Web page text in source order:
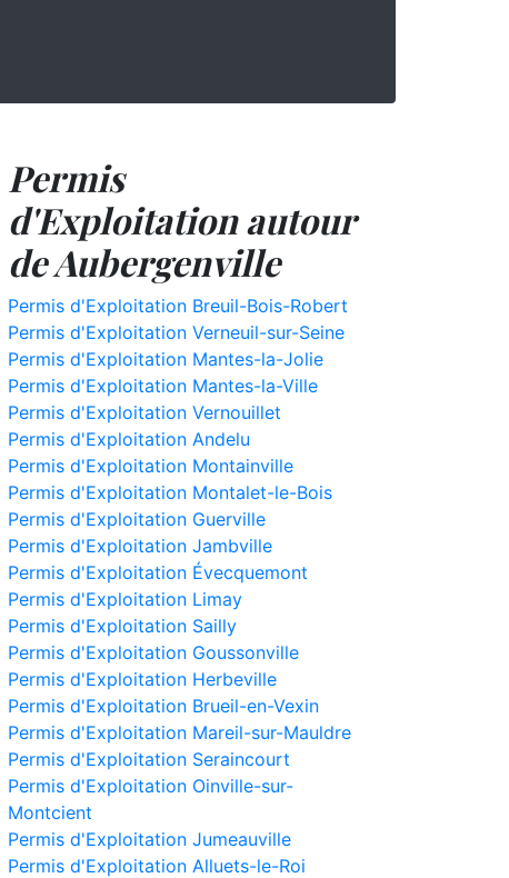
Permis
d'Exploitation autour
de Aubergenville
Permis d'Exploitation Breuil-Bois-Robert
Permis d'Exploitation Verneuil-sur-Seine
Permis d'Exploitation Mantes-la-Jolie
Permis d'Exploitation Mantes-la-Ville
Permis d'Exploitation Vernouillet
Permis d'Exploitation Andelu
Permis d'Exploitation Montainville
Permis d'Exploitation Montalet-le-Bois
Permis d'Exploitation Guerville
Permis d'Exploitation Jambville
Permis d'Exploitation Évecquemont
Permis d'Exploitation Limay
Permis d'Exploitation Sailly
Permis d'Exploitation Goussonville
Permis d'Exploitation Herbeville
Permis d'Exploitation Brueil-en-Vexin
Permis d'Exploitation Mareil-sur-Mauldre
Permis d'Exploitation Seraincourt
Permis d'Exploitation Oinville-sur-
Montcient
Permis d'Exploitation Jumeauville
Permis d'Exploitation Alluets-le-Roi